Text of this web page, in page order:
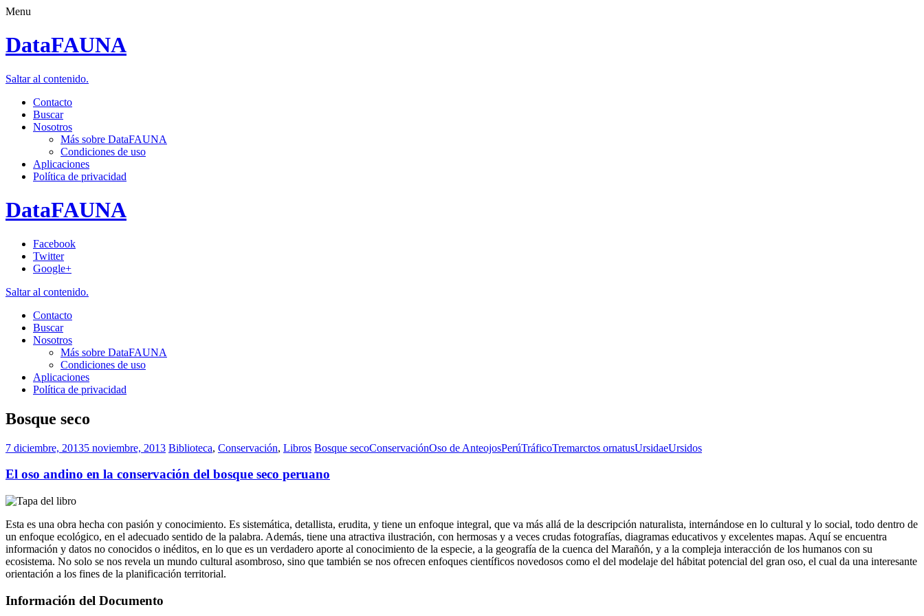
Menu
DataFAUNA
Saltar al contenido.
Contacto
Buscar
Nosotros
Más sobre DataFAUNA
Condiciones de uso
Aplicaciones
Política de privacidad
DataFAUNA
Facebook
Twitter
Google+
Saltar al contenido.
Contacto
Buscar
Nosotros
Más sobre DataFAUNA
Condiciones de uso
Aplicaciones
Política de privacidad
Bosque seco
7 diciembre, 20135 noviembre, 2013 Biblioteca, Conservación, Libros Bosque secoConservaciónOso de AnteojosPerúTráficoTremarctos ornatusUrsidaeUrsidos
El oso andino en la conservación del bosque seco peruano
Esta es una obra hecha con pasión y conocimiento. Es sistemática, detallista, erudita, y tiene un enfoque integral, que va más allá de la descripción naturalista, internándose en lo cultural y lo social, todo dentro de
un enfoque ecológico, en el adecuado sentido de la palabra. Además, tiene una atractiva ilustración, con hermosas y a veces crudas fotografías, diagramas educativos y excelentes mapas. Aquí se encuentra
información y datos no conocidos o inéditos, en lo que es un verdadero aporte al conocimiento de la especie, a la geografía de la cuenca del Marañón, y a la compleja interacción de los humanos con su
ecosistema. No solo se nos revela un mundo cultural asombroso, sino que también se nos ofrecen enfoques científicos novedosos como el del modelaje del hábitat potencial del gran oso, el cual da una interesante
orientación a los fines de la planificación territorial.
Información del Documento